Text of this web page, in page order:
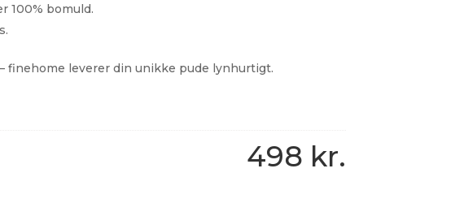
100% bomuld.
finehome leverer din unikke pude lynhurtigt.
498 kr.